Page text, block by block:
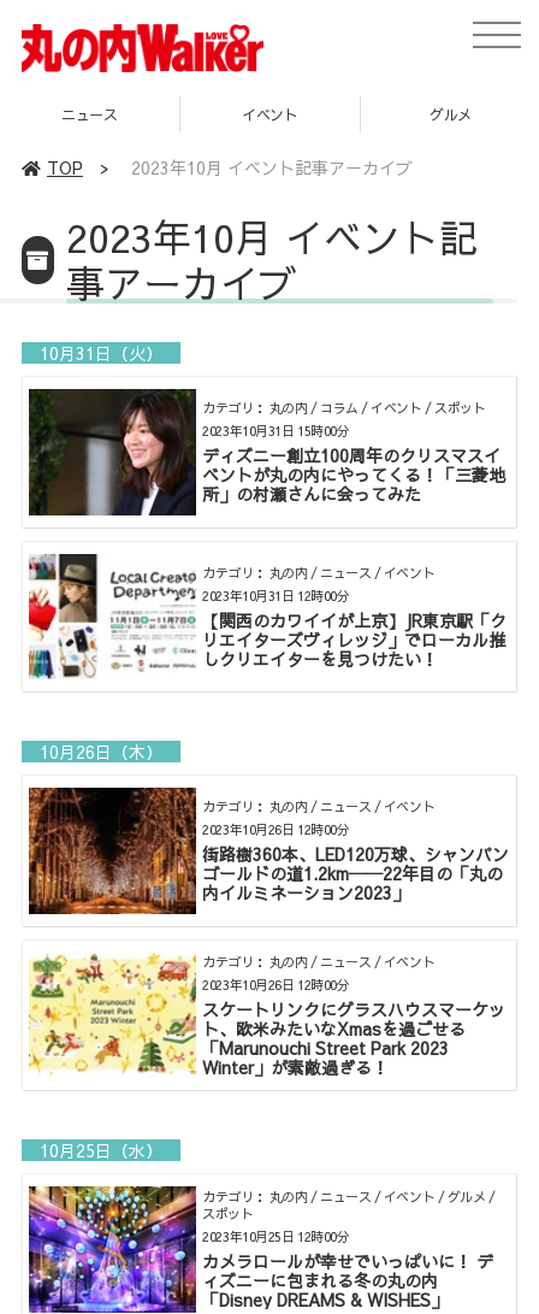
toggle
ニュース イベント グルメ
TOP > 2023年10月 イベント記事アーカイブ
2023年10月 イベント記
事アーカイブ
10月31日（火）
カテゴリ： 丸の内 / コラム / イベント / スポット
ディズニー創立100周年のクリスマスイ
ベントが丸の内にやってくる！「三菱地
所」の村瀬さんに会ってみた
2023年10月31日 15時00分
カテゴリ： 丸の内 / ニュース / イベント
【関西のカワイイが上京】JR東京駅「ク
リエイターズヴィレッジ」でローカル推
しクリエイターを見つけたい！
2023年10月31日 12時00分
10月26日（木）
カテゴリ： 丸の内 / ニュース / イベント
街路樹360本、LED120万球、シャンパン
ゴールドの道1.2km──22年目の「丸の
内イルミネーション2023」
2023年10月26日 12時00分
カテゴリ： 丸の内 / ニュース / イベント
スケートリンクにグラスハウスマーケッ
ト、欧米みたいなXmasを過ごせる
「Marunouchi Street Park 2023
Winter」が素敵過ぎる！
2023年10月26日 12時00分
10月25日（水）
カテゴリ： 丸の内 / ニュース / イベント / グルメ /
スポット
カメラロールが幸せでいっぱいに！ デ
ィズニーに包まれる冬の丸の内
「Disney DREAMS & WISHES」
2023年10月25日 12時00分